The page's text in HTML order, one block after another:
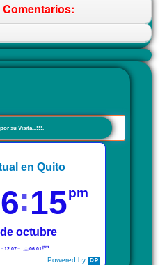
su Visita...!!!.
Powered by
en Quito
15pm
octubre
12:07 06:01pm